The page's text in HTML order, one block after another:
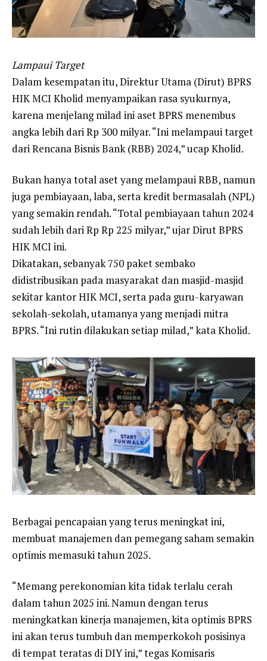
Lampaui Target
Dalam kesempatan itu, Direktur Utama (Dirut) BPRS
HIK MCI Kholid menyampaikan rasa syukurnya,
karena menjelang milad ini aset BPRS menembus
angka lebih dari Rp 300 milyar. “Ini melampaui target
dari Rencana Bisnis Bank (RBB) 2024,” ucap Kholid.
Bukan hanya total aset yang melampaui RBB, namun
juga pembiayaan, laba, serta kredit bermasalah (NPL)
yang semakin rendah. “Total pembiayaan tahun 2024
sudah lebih dari Rp Rp 225 milyar,” ujar Dirut BPRS
HIK MCI ini.
Dikatakan, sebanyak 750 paket sembako
didistribusikan pada masyarakat dan masjid-masjid
sekitar kantor HIK MCI, serta pada guru-karyawan
sekolah-sekolah, utamanya yang menjadi mitra
BPRS. “Ini rutin dilakukan setiap milad,” kata Kholid.
Berbagai pencapaian yang terus meningkat ini,
membuat manajemen dan pemegang saham semakin
optimis memasuki tahun 2025.
“Memang perekonomian kita tidak terlalu cerah
dalam tahun 2025 ini. Namun dengan terus
meningkatkan kinerja manajemen, kita optimis BPRS
ini akan terus tumbuh dan memperkokoh posisinya
di tempat teratas di DIY ini,” tegas Komisaris